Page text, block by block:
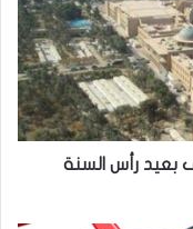
بعيد رأس السنة